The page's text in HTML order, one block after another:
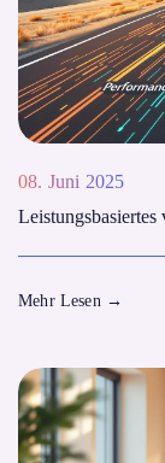
08. Juni 2025
Mehr Lesen →